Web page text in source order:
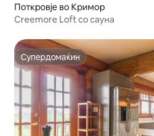
Поткровје во Кримор
Creemore Loft со сауна
Супердомаќин
Супердомаќин